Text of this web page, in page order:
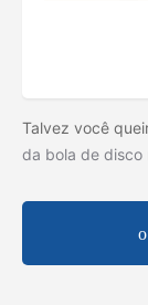
Talvez você
da bola de disco